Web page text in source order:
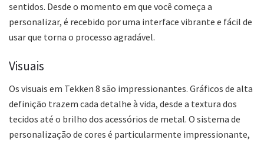
sentidos. Desde o momento em que você começa a
personalizar, é recebido por uma interface vibrante e fácil de
usar que torna o processo agradável.
Visuais
Os visuais em Tekken 8 são impressionantes. Gráficos de alta
definição trazem cada detalhe à vida, desde a textura dos
tecidos até o brilho dos acessórios de metal. O sistema de
personalização de cores é particularmente impressionante,